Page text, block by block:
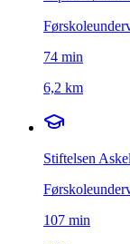
74 min
6,2 km
Stiftelsen
107 min